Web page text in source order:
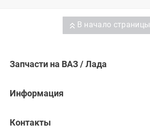
В начало страницы
Запчасти на ВАЗ / Лада
Информация
Контакты